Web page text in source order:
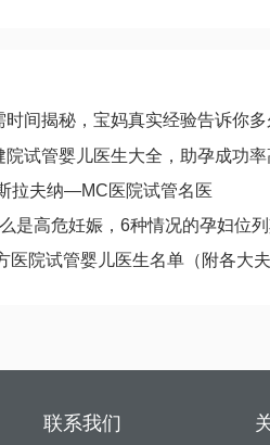
间揭秘，宝妈真实经验告诉你多久才能生
管婴儿医生大全，助孕成功率高的大夫
拉夫纳—MC医院试管名医
是高危妊娠，6种情况的孕妇位
试管婴儿医生名单（附各大夫助孕成功
联系我们